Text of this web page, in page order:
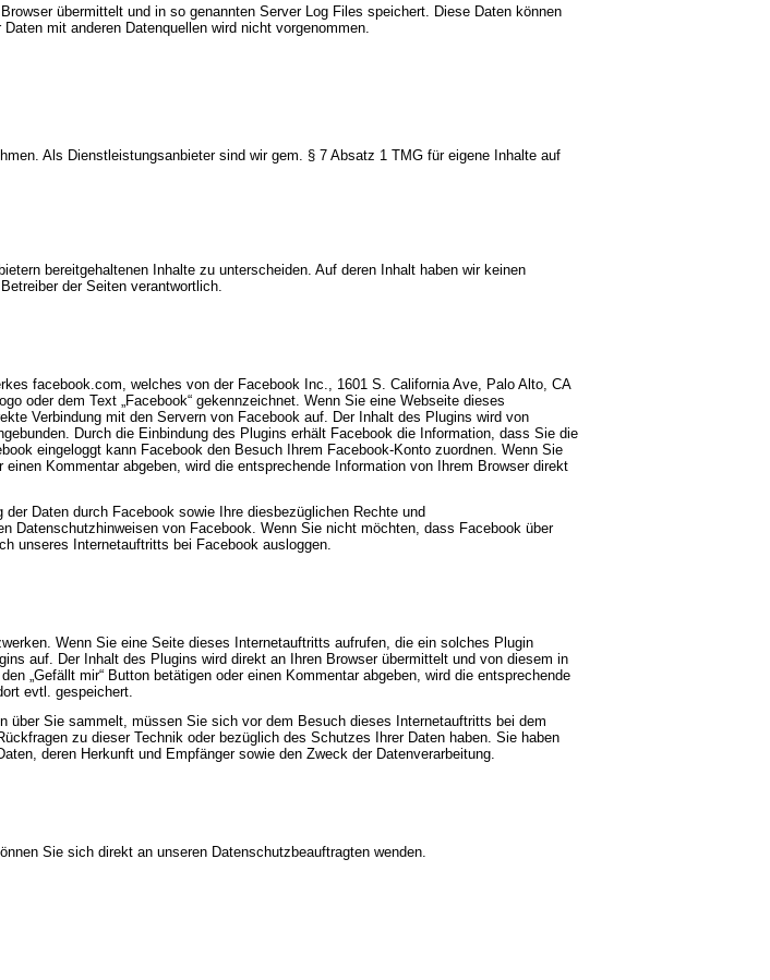
übermittelt und in so genannten Server Log Files speichert. Diese Daten können
mit anderen Datenquellen wird nicht vorgenommen.
Als Dienstleistungsanbieter sind wir gem. § 7 Absatz 1 TMG für eigene Inhalte auf
bereitgehaltenen Inhalte zu unterscheiden. Auf deren Inhalt haben wir keinen
der Seiten verantwortlich.
facebook.com, welches von der Facebook Inc., 1601 S. California Ave, Palo Alto, CA
oder dem Text „Facebook“ gekennzeichnet. Wenn Sie eine Webseite dieses
Verbindung mit den Servern von Facebook auf. Der Inhalt des Plugins wird von
Durch die Einbindung des Plugins erhält Facebook die Information, dass Sie die
eingeloggt kann Facebook den Besuch Ihrem Facebook-Konto zuordnen. Wenn Sie
Kommentar abgeben, wird die entsprechende Information von Ihrem Browser direkt
Daten durch Facebook sowie Ihre diesbezüglichen Rechte und
Datenschutzhinweisen von Facebook. Wenn Sie nicht möchten, dass Facebook über
unseres Internetauftritts bei Facebook ausloggen.
Wenn Sie eine Seite dieses Internetauftritts aufrufen, die ein solches Plugin
auf. Der Inhalt des Plugins wird direkt an Ihren Browser übermittelt und von diesem in
„Gefällt mir“ Button betätigen oder einen Kommentar abgeben, wird die entsprechende
evtl. gespeichert.
Sie sammelt, müssen Sie sich vor dem Besuch dieses Internetauftritts bei dem
zu dieser Technik oder bezüglich des Schutzes Ihrer Daten haben. Sie haben
deren Herkunft und Empfänger sowie den Zweck der Datenverarbeitung.
Sie sich direkt an unseren Datenschutzbeauftragten wenden.